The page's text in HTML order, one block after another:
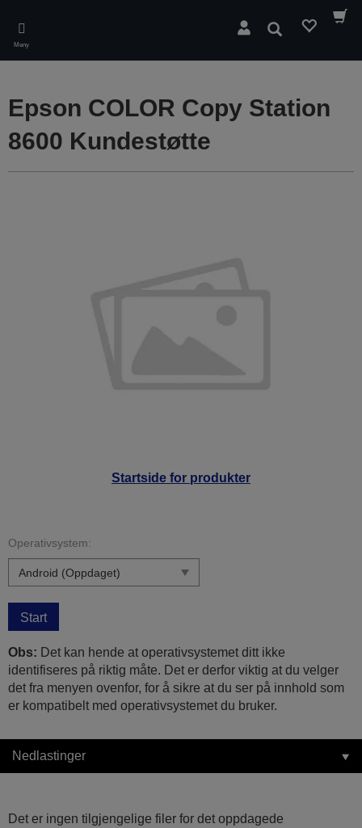
main
content
Meny
Søk
Startside for produkter
Epson COLOR Copy Station
8600 Kundestøtte
Operativsystem:
Start
Obs: Det kan hende at operativsystemet ditt ikke
identifiseres på riktig måte. Det er derfor viktig at du velger
det fra menyen ovenfor, for å sikre at du ser på innhold som
er kompatibelt med operativsystemet du bruker.
Nedlastinger
Det er ingen tilgjengelige filer for det oppdagede